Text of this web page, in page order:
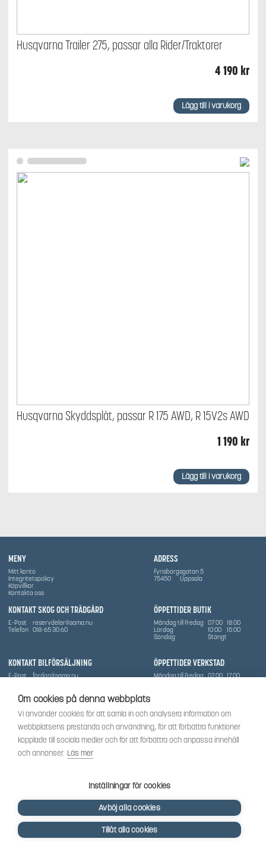
Om cookies på denna webbplats
Vi använder cookies för att samla in och analysera information om
webbplatsens prestanda och användning, för att förbättra funktioner
kopplade till sociala medier och för att förbättra och anpassa innehåll
och annonser. Läs mer
Inställningar för cookies
Avböj alla cookies
Tillåt alla cookies
Husqvarna Trailer 275, passar alla Rider/Traktorer
4 190 kr
Lägg till i varukorg
Husqvarna Skyddsplåt, passar R 175 AWD, R 15V2s AWD
1 190 kr
Lägg till i varukorg
MENY
Mitt konto
Integritetspolicy
Köpvillkor
Kontakta oss
ÖPPETTIDER BUTIK
Måndag till Fredag 07:00 18:00
Lördag
10:00
15:00
Söndag
Stängt
ÖPPETTIDER VERKSTAD
Måndag till Fredag 07:00 17:00
ADRESS
Fyrisborgsgatan 5
75450
Uppsala
KONTAKT SKOG OCH TRÄDGÅRD
E-Post
reservdelar@sama.nu
Telefon 018-65 30 60
KONTAKT BILFÖRSÄLJNING
E-Post
fordon@sama.nu
Vi har sedan 1970-talet levererat skog-och trädgårdsprodukter till Uppsala med omnejd. Vi
har idag även ett brett utbud av dessa produkter samt BRP:s produktsortiment, gällande
Can-Am, Sea-Doo.
Vi är certifierad serviceverkstad.
SOCIALT